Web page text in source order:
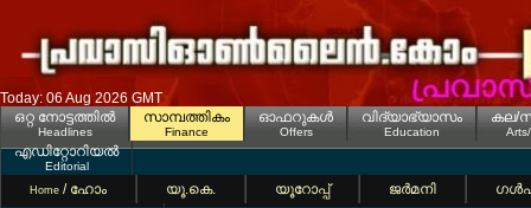
Today: 06 Aug 2026 GMT
ഒറ്റ നോട്ടത്തില്‍
Headlines
സാമ്പത്തികം
Finance
ഓഫറുകള്‍
Offers
വിദ്യാഭ്യാസം
Education
കല/
എഡിറ്റോറിയല്‍
Editorial
Home / ഹോം യൂ.കെ. യൂറോപ്പ് ജര്‍മനി